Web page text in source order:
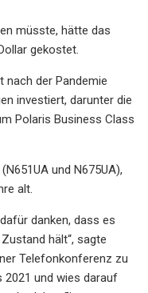
müsste, hätte das
gekostet.
nach der Pandemie
investiert, darunter die
Polaris Business Class
und N675UA),
alt.
danken, dass es
hält“, sagte
Telefonkonferenz zu
2021 und wies darauf